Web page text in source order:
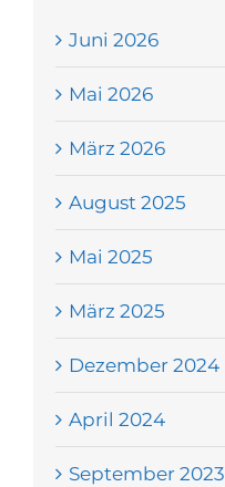
Juni 2026
Mai 2026
März 2026
August 2025
Mai 2025
März 2025
Dezember 2024
April 2024
September 2023